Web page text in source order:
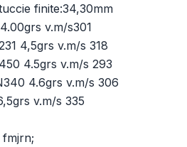
finite:34,30mm
v.m/s301
4,5grs v.m/s 318
4.5grs v.m/s 293
4.6grs v.m/s 306
v.m/s 335
fmjrn;